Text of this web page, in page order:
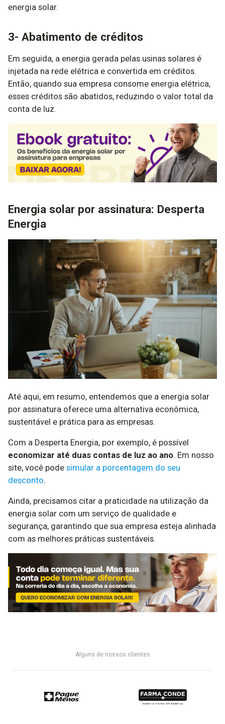
energia solar.
3- Abatimento de créditos
Em seguida, a energia gerada pelas usinas solares é
injetada na rede elétrica e convertida em créditos.
Então, quando sua empresa consome energia elétrica,
esses créditos são abatidos, reduzindo o valor total da
conta de luz.
Energia solar por assinatura: Desperta
Energia
Até aqui, em resumo, entendemos que a energia solar
por assinatura oferece uma alternativa econômica,
sustentável e prática para as empresas.
Com a Desperta Energia, por exemplo, é possível
economizar até duas contas de luz ao ano. Em nosso
site, você pode simular a porcentagem do seu
desconto.
Ainda, precisamos citar a praticidade na utilização da
energia solar com um serviço de qualidade e
segurança, garantindo que sua empresa esteja alinhada
com as melhores práticas sustentáveis.
Alguns de nossos clientes